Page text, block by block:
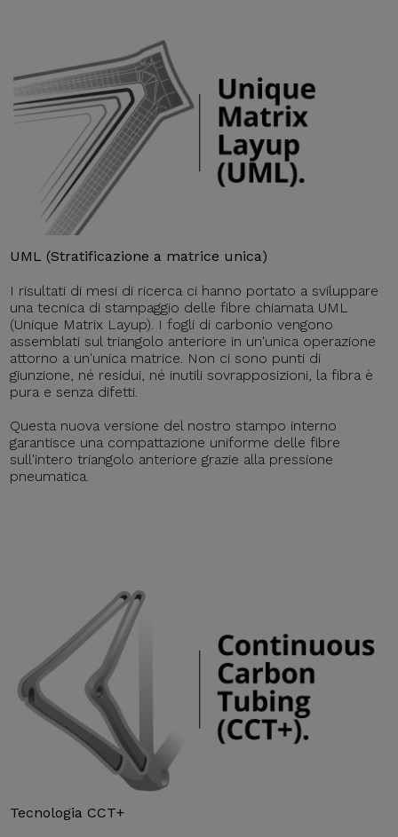
UML (Stratificazione a matrice unica)
I risultati di mesi di ricerca ci hanno portato a sviluppare
una tecnica di stampaggio delle fibre chiamata UML
(Unique Matrix Layup). I fogli di carbonio vengono
assemblati sul triangolo anteriore in un'unica operazione
attorno a un'unica matrice. Non ci sono punti di
giunzione, né residui, né inutili sovrapposizioni, la fibra è
pura e senza difetti.
Questa nuova versione del nostro stampo interno
garantisce una compattazione uniforme delle fibre
sull'intero triangolo anteriore grazie alla pressione
pneumatica.
Tecnologia CCT+